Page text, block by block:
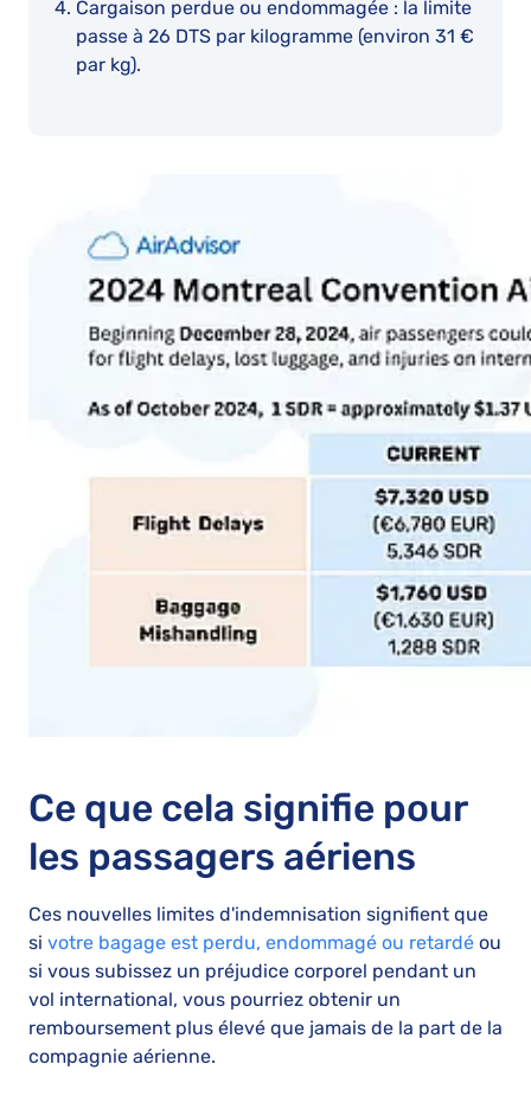
Cargaison perdue ou endommagée : la limite
passe à 26 DTS par kilogramme (environ 31 €
par kg).
Ce que cela signifie pour
les passagers aériens
Ces nouvelles limites d'indemnisation signifient que
si votre bagage est perdu, endommagé ou retardé ou
si vous subissez un préjudice corporel pendant un
vol international, vous pourriez obtenir un
remboursement plus élevé que jamais de la part de la
compagnie aérienne.